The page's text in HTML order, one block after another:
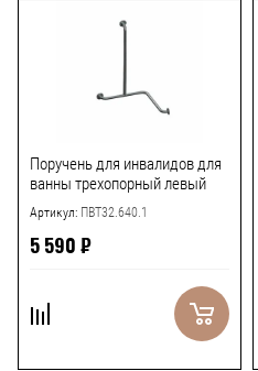
Поручень для инвалидов для
ванны трехопорный левый
Артикул: ПВТ32.640.1
5 590 ₽